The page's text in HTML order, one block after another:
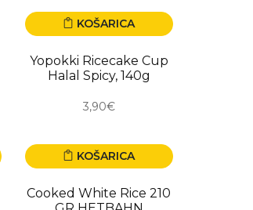
KOŠARICA
Yopokki Ricecake Cup
Halal Spicy, 140g
3,90€
KOŠARICA
Cooked White Rice 210